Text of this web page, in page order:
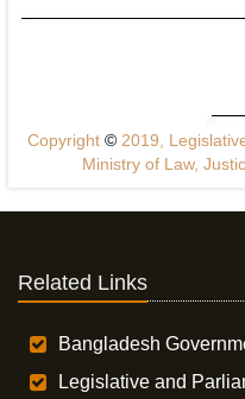
Copyright ©2019,
Ministry of Law,
Related Links
Bangladesh
Legislative and